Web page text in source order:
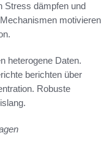
Stress dämpfen und
motivieren
heterogene Daten.
berichten über
Robuste